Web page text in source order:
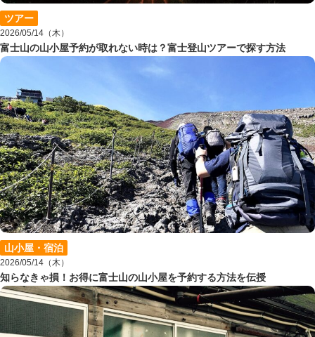
ツアー
2026/05/14（木）
富士山の山小屋予約が取れない時は？富士登山ツアーで探す方法
山小屋・宿泊
2026/05/14（木）
知らなきゃ損！お得に富士山の山小屋を予約する方法を伝授